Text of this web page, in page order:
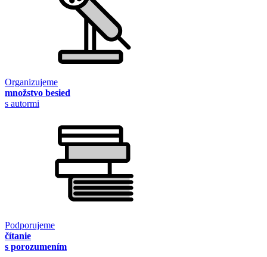
Organizujeme
množstvo besied
s autormi
Podporujeme
čítanie
s porozumením